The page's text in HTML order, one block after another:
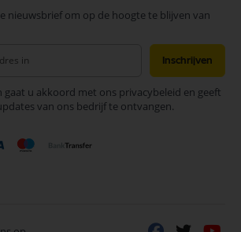
nieuwsbrief om op de hoogte te blijven van
Inschrijven
u akkoord met ons privacybeleid en geeft
van ons bedrijf te ontvangen.